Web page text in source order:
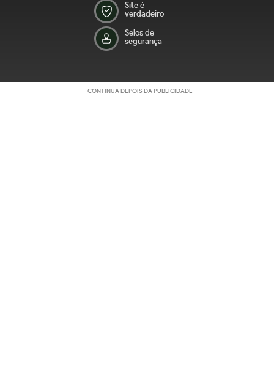
Site é
verdadeiro
Selos de
segurança
CONTINUA DEPOIS DA PUBLICIDADE